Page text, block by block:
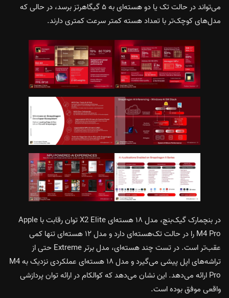
می‌تواند در حالت تک یا دو هسته‌ای به ۵ گیگاهرتز برسد، در حالی که
مدل‌های کوچک‌تر با تعداد هسته کمتر سرعت کمتری دارند.
در بنچمارک گیک‌بنچ، مدل ۱۸ هسته‌ای X2 Elite توان رقابت با Apple
M4 Pro را در حالت تک‌هسته‌ای دارد و مدل ۱۲ هسته‌ای تنها کمی
عقب‌تر است. در تست چند هسته‌ای، مدل برتر Extreme حتی از
تراشه‌های اپل پیشی می‌گیرد و مدل ۱۸ هسته‌ای عملکردی نزدیک به M4
Pro ارائه می‌دهد. این نشان می‌دهد که کوالکام در ارائه توان پردازشی
واقعی موفق بوده است.